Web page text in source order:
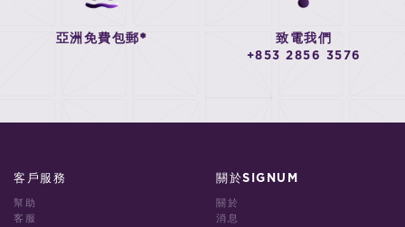
亞洲免費包郵* 致電我們
+853 2856 3576
客戶服務
幫助
客服
關於SIGNUM
關於
消息